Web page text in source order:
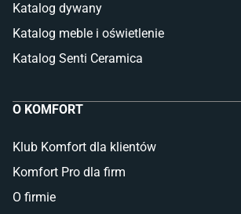
Katalog dywany
Katalog meble i oświetlenie
Katalog Senti Ceramica
O KOMFORT
Klub Komfort dla klientów
Komfort Pro dla firm
O firmie